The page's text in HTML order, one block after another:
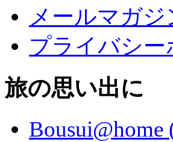
メールマガ
プライバシー
旅の思い出に